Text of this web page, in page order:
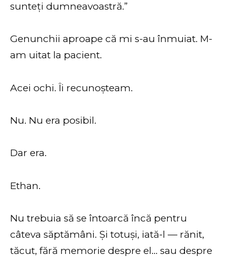
sunteți dumneavoastră.”
Genunchii aproape că mi s-au înmuiat. M-
am uitat la pacient.
Acei ochi. Îi recunoșteam.
Nu. Nu era posibil.
Dar era.
Ethan.
Nu trebuia să se întoarcă încă pentru
câteva săptămâni. Și totuși, iată-l — rănit,
tăcut, fără memorie despre el… sau despre